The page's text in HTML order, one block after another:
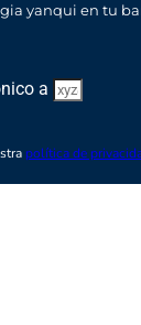
yanqui en tu
a
política de